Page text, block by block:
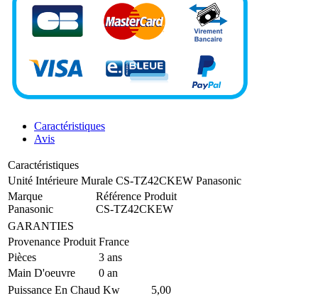
Caractéristiques
Avis
Caractéristiques
Unité Intérieure Murale CS-TZ42CKEW Panasonic
Marque
Panasonic
Référence Produit
CS-TZ42CKEW
GARANTIES
Provenance Produit France
Pièces
3 ans
Main D'oeuvre
0 an
Puissance En Chaud Kw
5,00